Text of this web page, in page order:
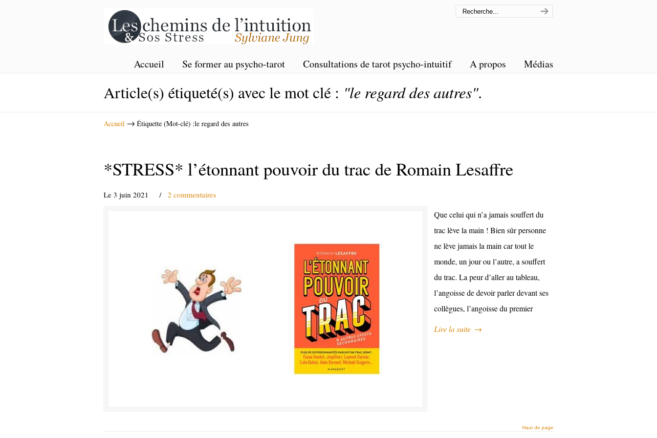
Accueil Se former au psycho-tarot Consultations de tarot psycho-intuitif A propos Médias
Article(s) étiqueté(s) avec le mot clé : "le regard des autres".
Accueil → Étiquette (Mot-clé) :le regard des autres
*STRESS* l’étonnant pouvoir du trac de Romain Lesaffre
Le 3 juin 2021 / 2 commentaires
Que celui qui n’a jamais souffert du
trac lève la main ! Bien sûr personne
ne lève jamais la main car tout le
monde, un jour ou l’autre, a souffert
du trac. La peur d’aller au tableau,
l’angoisse de devoir parler devant ses
collègues, l’angoisse du premier
Lire la suite →
Haut de page